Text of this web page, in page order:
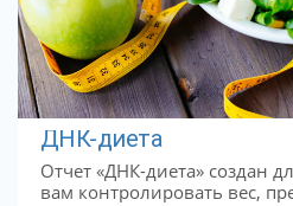
ДНК-диета
Отчет «ДНК-диета» создан
вам контролировать вес,